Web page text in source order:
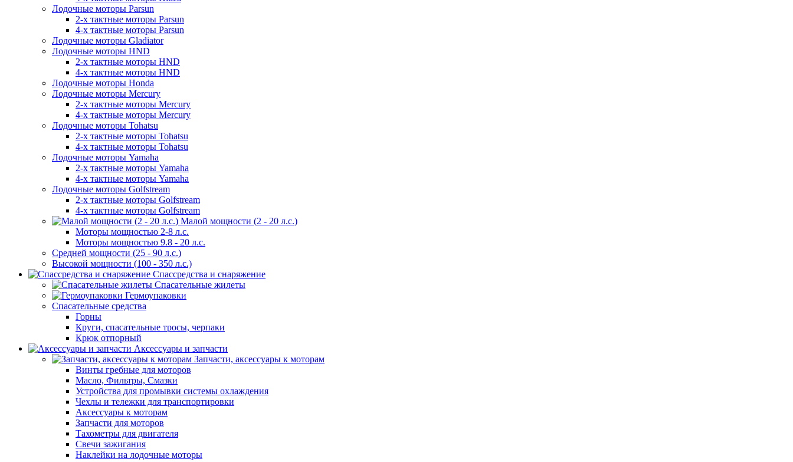
Лодочные моторы Parsun
2-х тактные моторы Parsun
4-х тактные моторы Parsun
Лодочные моторы Gladiator
Лодочные моторы HND
2-х тактные моторы HND
4-х тактные моторы HND
Лодочные моторы Honda
Лодочные моторы Mercury
2-х тактные моторы Mercury
4-х тактные моторы Mercury
Лодочные моторы Tohatsu
2-х тактные моторы Tohatsu
4-х тактные моторы Tohatsu
Лодочные моторы Yamaha
2-х тактные моторы Yamaha
4-х тактные моторы Yamaha
Лодочные моторы Golfstream
2-х тактные моторы Golfstream
4-х тактные моторы Golfstream
Малой мощности (2 - 20 л.с.)
Моторы мощностью 2-8 л.с.
Моторы мощностью 9.8 - 20 л.с.
Средней мощности (25 - 90 л.с.)
Высокой мощности (100 - 350 л.с.)
Спассредства и снаряжение
Спасательные жилеты
Гермоупаковки
Спасательные средства
Горны
Круги, спасательные тросы, черпаки
Крюк отпорный
Аксессуары и запчасти
Запчасти, аксессуары к моторам
Винты гребные для моторов
Масло, Фильтры, Смазки
Устройства для промывки системы охлаждения
Чехлы и тележки для транспортировки
Аксессуары к моторам
Запчасти для моторов
Тахометры для двигателя
Свечи зажигания
Наклейки на лодочные моторы